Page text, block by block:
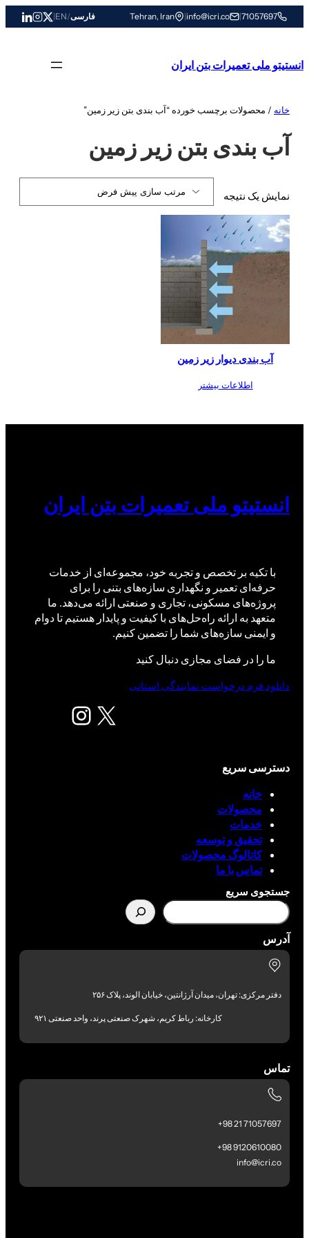
به
71057697
|
info@icri.co
|
Tehran, Iran فارسی/
EN
|
انستیتو ملی تعمیرات بتن ایران
خانه / محصولات برچسب خورده “آب بندی بتن زیر زمین”
آب بندی بتن زیر زمین
نمایش یک نتیجه
آب بندی دیوار زیر زمین
اطلاعات بیشتر
انستیتو ملی تعمیرات بتن ایران
با تکیه بر تخصص و تجربه خود، مجموعه‌ای از خدمات
حرفه‌ای تعمیر و نگهداری سازه‌های بتنی را برای
پروژه‌های مسکونی، تجاری و صنعتی ارائه می‌دهد. ما
متعهد به ارائه راه‌حل‌های با کیفیت و پایدار هستیم تا دوام
و ایمنی سازه‌های شما را تضمین کنیم.
ما را در فضای مجازی دنبال کنید
X اینستاگرم
دانلود فرم درخواست نمایندگی استانی
دسترسی سریع
خانه
محصولات
خدمات
تحقیق و توسعه
کاتالوگ محصولات
تماس با ما
جستجوی سریع
آدرس
دفتر مرکزی: تهران، میدان آرژانتین، خیابان الوند، پلاک ۲۵۶
کارخانه: رباط کریم، شهرک صنعتی پرند، واحد صنعتی ۹۲۱
تماس
71057697 21 98+
9120610080 98+
info@icri.co